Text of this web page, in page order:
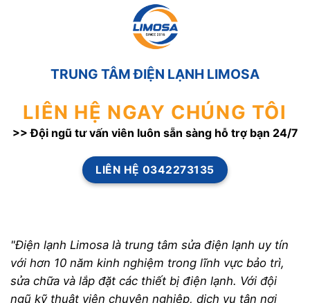
TRUNG TÂM ĐIỆN LẠNH LIMOSA
LIÊN HỆ NGAY CHÚNG TÔI
>> Đội ngũ tư vấn viên luôn sẵn sàng hỗ trợ bạn 24/7
LIÊN HỆ 0342273135
"Điện lạnh Limosa là trung tâm sửa điện lạnh uy tín
với hơn 10 năm kinh nghiệm trong lĩnh vực bảo trì,
sửa chữa và lắp đặt các thiết bị điện lạnh. Với đội
ngũ kỹ thuật viên chuyên nghiệp, dịch vụ tận nơi